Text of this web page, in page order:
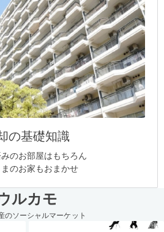
の基礎知識
みのお部屋はもちろん
のお家もおまかせ
ルカモ
のソーシャルマーケット